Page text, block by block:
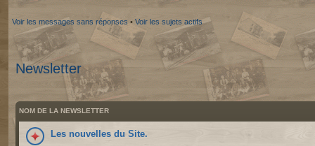
Voir les messages sans réponses • Voir les sujets actifs
Newsletter
NOM DE LA NEWSLETTER
Les nouvelles du Site.